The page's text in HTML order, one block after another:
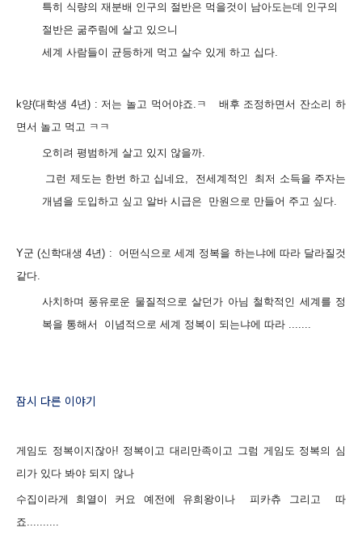
특히 식량의 재분배 인구의 절반은 먹을것이 남아도는데 인구의
절반은 굶주림에 살고 있으니
세계 사람들이 균등하게 먹고 살수 있게 하고 십다.
k양(대학생 4년) : 저는 놀고 먹어야죠.ㅋ
배후 조정하면서 잔소리 하
면서 놀고 먹고 ㅋㅋ
오히려 평범하게 살고 있지 않을까.
그런 제도는 한번 하고 십네요, 전세계적인 최저 소득을 주자는
개념을 도입하고 싶고 알바 시급은 만원으로 만들어 주고 싶다.
Y군 (신학대생 4년) : 어떤 식으로 세계 정복을 하는냐에 따라 달라질것
같다.
사치하며 풍유로운 물질적으로 살던가 아님 철학적인 세계를 정
복을 통해서 이념적으로 세계 정복이 되는냐에 따라 .......
잠시 다른 이야기
게임도 정복이지잖아! 정복이고 대리만족이고 그럼 게임도 정복의 심
리가 있다 봐야 되지 않나
수집이라게 희열이 커요 예전에 유희왕이나 피카츄 그리고 따
죠..........